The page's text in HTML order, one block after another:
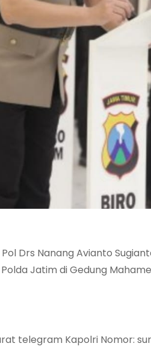
Drs Nanang Avianto
Jatim di Gedung
telegram Kapolri Nomor: